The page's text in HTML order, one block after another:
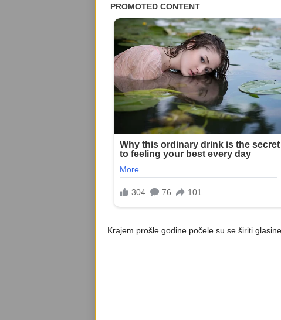
Krajem prošle godine počele su se širiti